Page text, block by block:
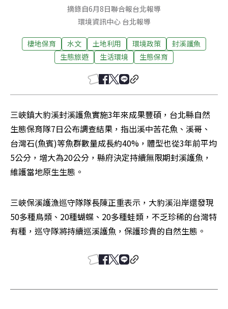
摘錄自6月8日聯合報台北報導
環境資訊中心 台北報導
棲地保育 水文 土地利用 環境政策
封溪護魚
生態旅遊
生活環境 生態保育
三峽鎮大豹溪封溪護魚實施3年來成果豐碩，台北縣自然
生態保育隊7日公布調查結果，指出溪中苦花魚、溪哥、
台灣石(魚賓)等魚群數量成長約40%，體型也從3年前平均
5公分，增大為20公分，縣府決定持續無限期封溪護魚，
維護當地原生生態。
三峽保溪護漁巡守隊隊長陳正重表示，大豹溪沿岸還發現
50多種鳥類、20種蝴蝶、20多種蛙類，不乏珍稀的台灣特
有種，巡守隊將持續巡溪護魚，保護珍貴的自然生態。